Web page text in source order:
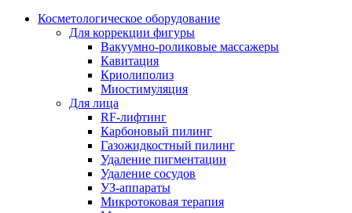
Косметологическое оборудование
Для коррекции фигуры
Вакуумно-роликовые массажеры
Кавитация
Криолиполиз
Миостимуляция
Для лица
RF-лифтинг
Карбоновый пилинг
Газожидкостный пилинг
Удаление пигментации
Удаление сосудов
УЗ-аппараты
Микротоковая терапия